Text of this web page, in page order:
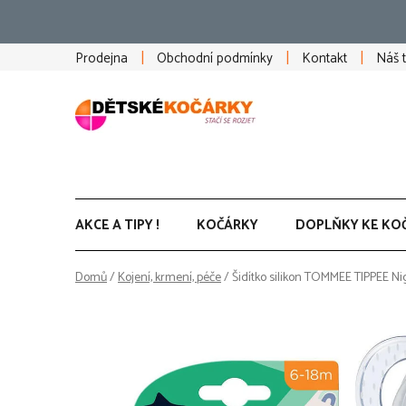
obsah
Prodejna Obchodní podmínky Kontakt Náš
AKCE A TIPY ! KOČÁRKY DOPLŇKY KE
Domů/Kojení, krmení, péče/Šidítko silikon TOMMEE TIPPEE